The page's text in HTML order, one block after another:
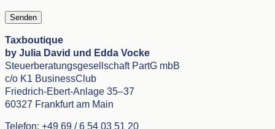
Taxboutique
by Julia David und Edda Vocke
Steuerberatungsgesellschaft PartG mbB
c/o K1 BusinessClub
Friedrich-Ebert-Anlage 35–37
60327 Frankfurt am Main
Telefon: +49 69 / 6 54 03 51 20